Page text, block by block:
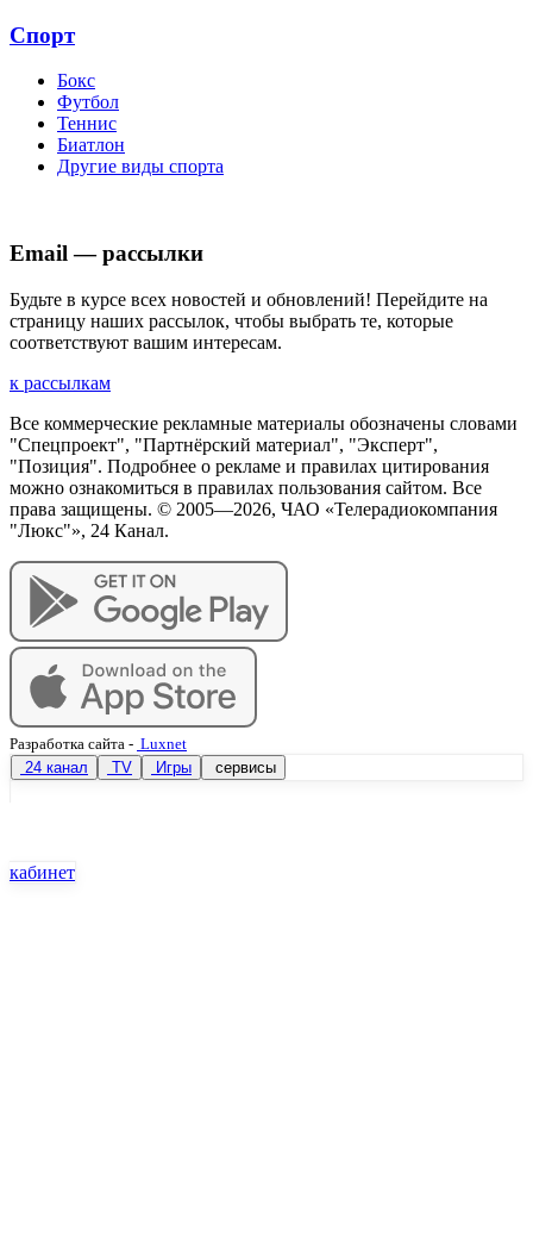
Спорт
Бокс
Футбол
Теннис
Биатлон
Другие виды спорта
Email — рассылки
Будьте в курсе всех новостей и обновлений! Перейдите на
страницу наших рассылок, чтобы выбрать те, которые
соответствуют вашим интересам.
к рассылкам
Все коммерческие рекламные материалы обозначены словами
"Спецпроект", "Партнёрский материал", "Эксперт",
"Позиция". Подробнее о рекламе и правилах цитирования
можно ознакомиться в правилах пользования сайтом. Все
права защищены. © 2005—2026, ЧАО «Телерадиокомпания
"Люкс"», 24 Канал.
Разработка сайта - Luxnet
24 канал
TV Игры сервисы
кабинет